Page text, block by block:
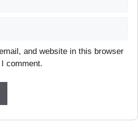
and website in this browser
comment.